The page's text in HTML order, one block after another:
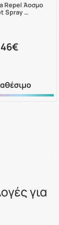
Repel Άοσμο
Spray …
για